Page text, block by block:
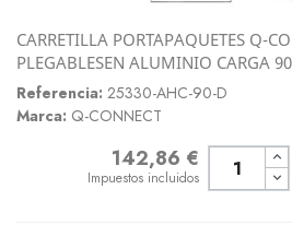
CARRETILLA PORTAPAQUETES Q-
PLEGABLESEN ALUMINIO CARGA
Referencia: 25330-AHC-90-D
Marca: Q-CONNECT
Precio142,86 €
Impuestos incluidos